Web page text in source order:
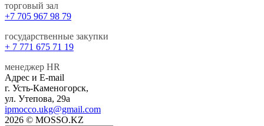
торговый зал
+7 705 967 98 79
государственные закупки
+ 7 771 675 71 19
менеджер HR
Адрес и E-mail
г. Усть-Каменогорск,
ул. Утепова, 29а
ipmocco.ukg@gmail.com
2026 © MOSSO.KZ